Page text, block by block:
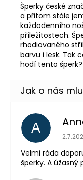
Šperky české
a přitom stále
každodenního
příležitostech.
rhodiovaného
barvu i lesk. Tak
hodí tento šperk?
A
Velmi ráda
šperky. A úžasný